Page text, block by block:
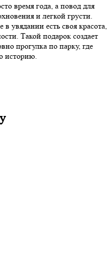
время года, а повод для
и легкой грусти.
увядании есть своя красота,
Такой подарок создает
прогулка по парку, где
историю.